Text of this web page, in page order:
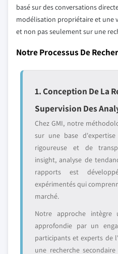
basé sur des conversations
modélisation propriétaire et une
et non pas seulement sur une
Notre Processus De
1. Conception De La
Supervision Des
Chez GMI, notre
sur une base
rigoureuse et de
insight, analyse de
rapports est
expérimentés qui
marché.
Notre approche intègre
approfondie par un
participants et experts de
une recherche